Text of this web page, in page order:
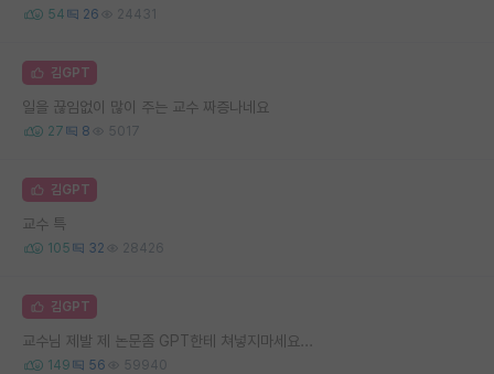
54 26 24431
김GPT
일을 끊임없이 많이 주는 교수 짜증나네요
27 8 5017
김GPT
교수 특
105 32 28426
김GPT
교수님 제발 제 논문좀 GPT한테 쳐넣지마세요...
149 56 59940